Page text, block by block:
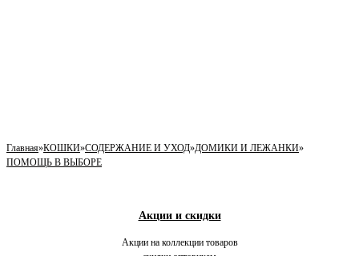
Главная»КОШКИ»СОДЕРЖАНИЕ И УХОД»ДОМИКИ И ЛЕЖАНКИ»
ПОМОЩЬ В ВЫБОРЕ
Акции и скидки
Акции на коллекции товаров